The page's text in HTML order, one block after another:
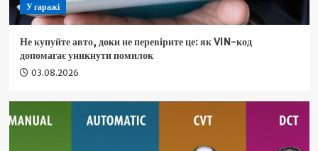
У гаражі
Не купуйте авто, доки не перевірите це: як VIN-код
допомагає уникнути помилок
03.08.2026